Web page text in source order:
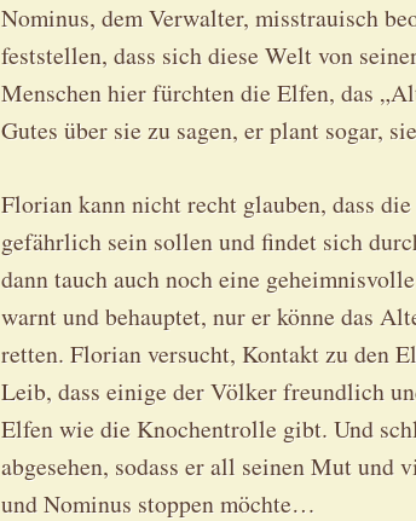
Nominus, dem Verwalter, misstrauisch
feststellen, dass sich diese Welt von
Menschen hier fürchten die Elfen, das
Gutes über sie zu sagen, er plant sogar,
Florian kann nicht recht glauben, dass
gefährlich sein sollen und findet sich
dann tauch auch noch eine
warnt und behauptet, nur er könne das
retten. Florian versucht, Kontakt zu den
Leib, dass einige der Völker freundlich
Elfen wie die Knochentrolle gibt. Und
abgesehen, sodass er all seinen Mut
und Nominus stoppen möchte…